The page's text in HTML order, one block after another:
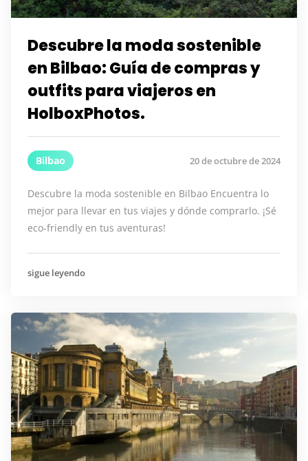
Descubre la moda sostenible
en Bilbao: Guía de compras y
outfits para viajeros en
HolboxPhotos.
Bilbao 20 de octubre de 2024
Descubre la moda sostenible en Bilbao Encuentra lo
mejor para llevar en tus viajes y dónde comprarlo. ¡Sé
eco-friendly en tus aventuras!
sigue leyendo